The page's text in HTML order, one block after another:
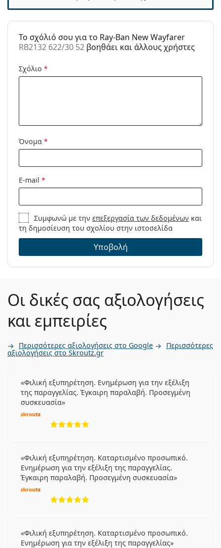
Χρήση:
Μόδα
Προϊόντος /
To σχόλιό σου για το Ray-Ban New Wayfarer
RB2132 622/30 52 βοηθάει και άλλους χρήστες
Σχόλιο *
Όνομα *
E-mail *
Συμφωνώ με τηνεπεξεργασία των δεδομένων και
τη δημοσίευση του σχολίου στην ιστοσελίδα
Υποβολή
Οι δικές σας αξιολογήσεις
και εμπειρίες
Περισσότερες αξιολογήσεις στο Google Περισσότερες
αξιολογήσεις στο Skroutz.gr
Φιλική εξυπηρέτηση. Ενημέρωση για την εξέλιξη
της παραγγελίας. Έγκαιρη παραλαβή. Προσεγμένη
συσκευασία
Φιλική εξυπηρέτηση. Καταρτισμένο προσωπικό.
Ενημέρωση για την εξέλιξη της παραγγελίας.
Έγκαιρη παραλαβή. Προσεγμένη συσκευασία
Φιλική εξυπηρέτηση. Καταρτισμένο προσωπικό.
Ενημέρωση για την εξέλιξη της παραγγελίας